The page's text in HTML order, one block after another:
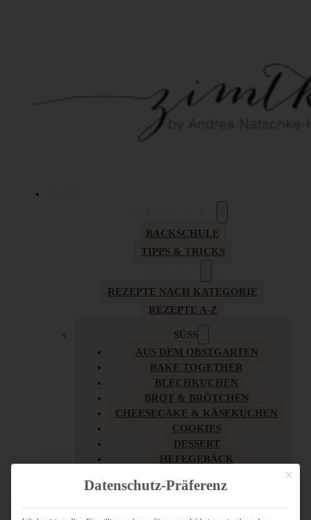
BACKSCHULE
TIPPS & TRICKS
REZEPTE NACH KATEGORIE
REZEPTE A-Z
SÜSS
AUS DEM OBSTGARTEN
BAKE TOGETHER
BLECHKUCHEN
BROT & BRÖTCHEN
CHEESECAKE & KÄSEKUCHEN
COOKIES
DESSERT
HEFEGEBÄCK
KUCHEN
LOW CARB & GESÜNDER
Mit
Datenschutz-Präferenz